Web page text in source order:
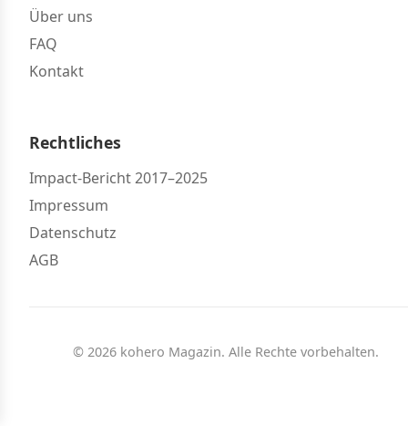
Über uns
FAQ
Kontakt
Rechtliches
Impact-Bericht 2017–2025
Impressum
Datenschutz
AGB
© 2026 kohero Magazin. Alle Rechte vorbehalten.